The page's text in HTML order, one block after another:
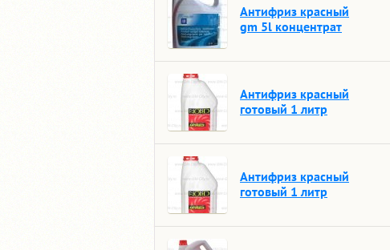
Антифриз красный
gm 5l концентрат
Антифриз красный
готовый 1 литр
Антифриз красный
готовый 1 литр